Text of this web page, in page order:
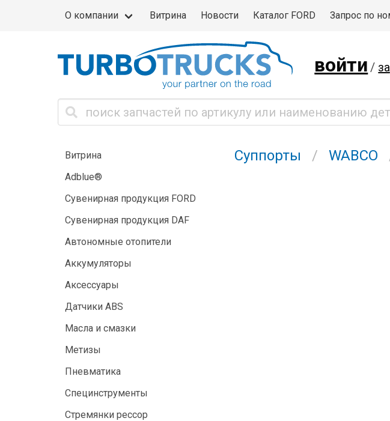
О компании Витрина Новости Каталог FORD Запрос по
войти /
Витрина
Adblue®
Сувенирная продукция FORD
Сувенирная продукция DAF
Автономные отопители
Аккумуляторы
Аксессуары
Датчики ABS
Масла и смазки
Метизы
Пневматика
Специнструменты
Стремянки рессор
Суппорты WABCO